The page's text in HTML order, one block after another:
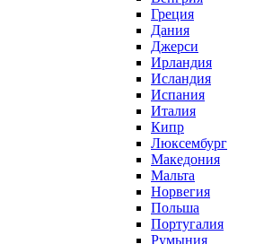
Греция
Дания
Джерси
Ирландия
Исландия
Испания
Италия
Кипр
Люксембург
Македония
Мальта
Норвегия
Польша
Португалия
Румыния